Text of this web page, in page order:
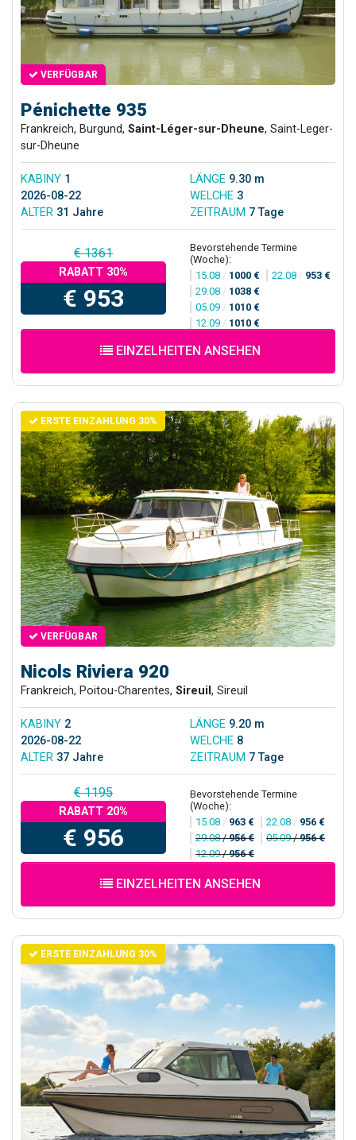
VERFÜGBAR
Pénichette 935
Frankreich, Burgund, Saint-Léger-sur-Dheune, Saint-Leger-
sur-Dheune
KABINY 1 LÄNGE 9.30 m
2026-08-22
WELCHE 3
ALTER 31 Jahre ZEITRAUM 7 Tage
€ 1361
RABATT 30%
€ 953
Bevorstehende Termine
(Woche):
15.08 / 1000 € 22.08 / 953 €
29.08 / 1038 €
05.09 / 1010 €
12.09 / 1010 €
EINZELHEITEN ANSEHEN
ERSTE EINZAHLUNG 30%
VERFÜGBAR
Nicols Riviera 920
Frankreich, Poitou-Charentes, Sireuil , Sireuil
KABINY 2 LÄNGE 9.20 m
2026-08-22
WELCHE 8
ALTER 37 Jahre ZEITRAUM 7 Tage
€ 1195
RABATT 20%
€ 956
Bevorstehende Termine
(Woche):
15.08 / 963 € 22.08 / 956 €
29.08/956 € 05.09/956 €
12.09/956 €
EINZELHEITEN ANSEHEN
ERSTE EINZAHLUNG 30%